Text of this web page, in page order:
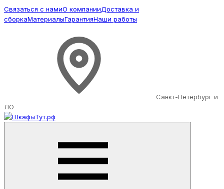
Связаться с намиО компанииДоставка и
сборкаМатериалыГарантияНаши работы
Санкт-Петербург и
ЛО